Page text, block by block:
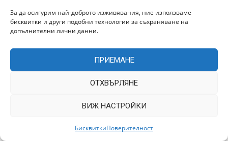
За да осигурим най-доброто изживявания, ние използваме
бисквитки и други подобни технологии за съхраняване на
допълнителни лични данни.
ПРИЕМАНЕ
ОТХВЪРЛЯНЕ
ВИЖ НАСТРОЙКИ
БисквиткиПоверителност
август 2, 2026
Зорница Илиева: КАПАНЪТ
Предател до предателя мила моя